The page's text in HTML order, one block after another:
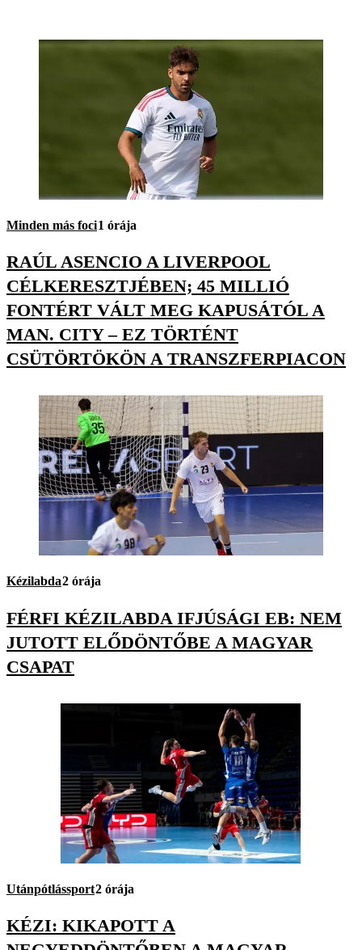
Minden más foci1 órája
RAÚL ASENCIO A LIVERPOOL
CÉLKERESZTJÉBEN; 45 MILLIÓ
FONTÉRT VÁLT MEG KAPUSÁTÓL A
MAN. CITY – EZ TÖRTÉNT
CSÜTÖRTÖKÖN A TRANSZFERPIACON
Kézilabda2 órája
FÉRFI KÉZILABDA IFJÚSÁGI EB: NEM
JUTOTT ELŐDÖNTŐBE A MAGYAR
CSAPAT
Utánpótlássport2 órája
KÉZI: KIKAPOTT A